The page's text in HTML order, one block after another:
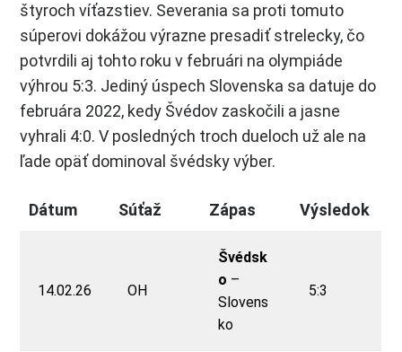
štyroch víťazstiev. Severania sa proti tomuto
súperovi dokážou výrazne presadiť strelecky, čo
potvrdili aj tohto roku v februári na olympiáde
výhrou 5:3. Jediný úspech Slovenska sa datuje do
februára 2022, kedy Švédov zaskočili a jasne
vyhrali 4:0. V posledných troch dueloch už ale na
ľade opäť dominoval švédsky výber.
Dátum Súťaž Zápas Výsledok
14.02.26 OH
Švédsk
o –
Slovens
ko
5:3